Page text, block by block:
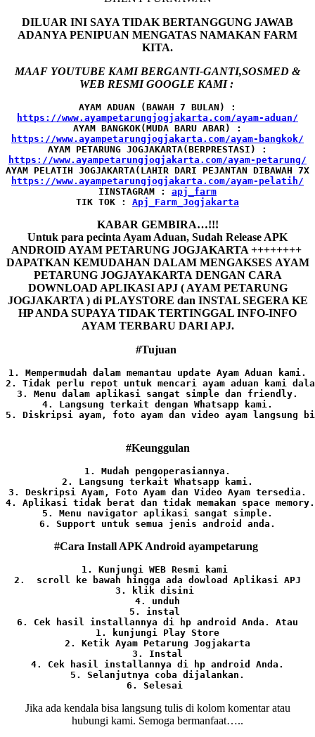
DILUAR INI SAYA TIDAK BERTANGGUNG JAWAB
ADANYA PENIPUAN MENGATAS NAMAKAN FARM
KITA.
MAAF YOUTUBE KAMI BERGANTI-GANTI,SOSMED &
WEB RESMI GOOGLE KAMI :
AYAM ADUAN (BAWAH 7 BULAN) :
AYAM BANGKOK(MUDA BARU ABAR) :
AYAM PETARUNG JOGJAKARTA(BERPRESTASI) :
AYAM PELATIH JOGJAKARTA(LAHIR DARI PEJANTAN DIBAWAH
IINSTAGRAM :
TIK TOK : Apj_Farm_Jogjakarta
KABAR GEMBIRA…!!!
Untuk para pecinta Ayam Aduan, Sudah Release APK
ANDROID AYAM PETARUNG JOGJAKARTA ++++++++
DAPATKAN KEMUDAHAN DALAM MENGAKSES AYAM
PETARUNG JOGJAYAKARTA DENGAN CARA
DOWNLOAD APLIKASI APJ ( AYAM PETARUNG
JOGJAKARTA ) di PLAYSTORE dan INSTAL SEGERA KE
HP ANDA SUPAYA TIDAK TERTINGGAL INFO-INFO
AYAM TERBARU DARI APJ.
#Tujuan
1. Mempermudah dalam memantau update Ayam Aduan kami.
2. Tidak perlu repot untuk mencari ayam aduan kami
3. Menu dalam aplikasi sangat simple dan friendly.
4. Langsung terkait dengan Whatsapp kami.
5. Diskripsi ayam, foto ayam dan video ayam
#Keunggulan
1. Mudah pengoperasiannya.
2. Langsung terkait Whatsapp kami.
3. Deskripsi Ayam, Foto Ayam dan Video Ayam tersedia.
4. Aplikasi tidak berat dan tidak memakan space memory.
5. Menu navigator aplikasi sangat simple.
6. Support untuk semua jenis android anda.
#Cara Install APK Android ayampetarung
1. Kunjungi WEB Resmi kami
2.  scroll ke bawah hingga ada dowload Aplikasi APJ
3. klik disini
4. unduh
5. instal
6. Cek hasil installannya di hp android Anda. Atau
1. kunjungi Play Store
2. Ketik Ayam Petarung Jogjakarta
3. Instal
4. Cek hasil installannya di hp android Anda.
5. Selanjutnya coba dijalankan.
6. Selesai
Jika ada kendala bisa langsung tulis di kolom komentar atau
hubungi kami. Semoga bermanfaat…..